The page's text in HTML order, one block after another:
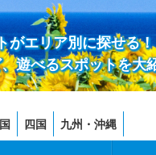
がエリア別に探せる！
遊べるスポットを大
四国 九州・沖縄